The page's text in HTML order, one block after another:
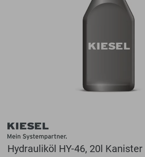
Hydrauliköl HY-46, 20l Kanister